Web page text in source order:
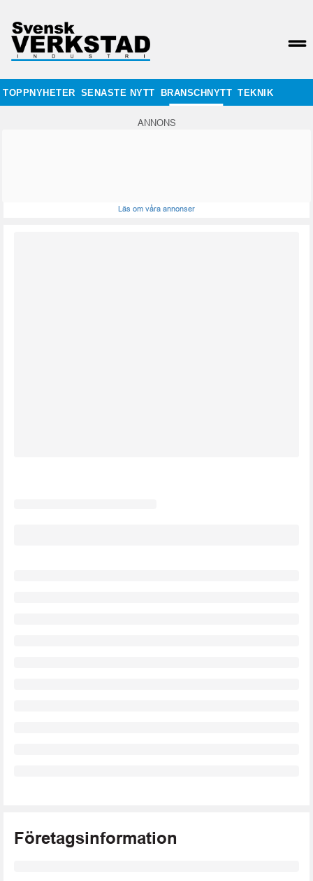
TOPPNYHETER SENASTE NYTT BRANSCHNYTT TEKNIK
ANNONS
Läs om våra annonser
Företagsinformation